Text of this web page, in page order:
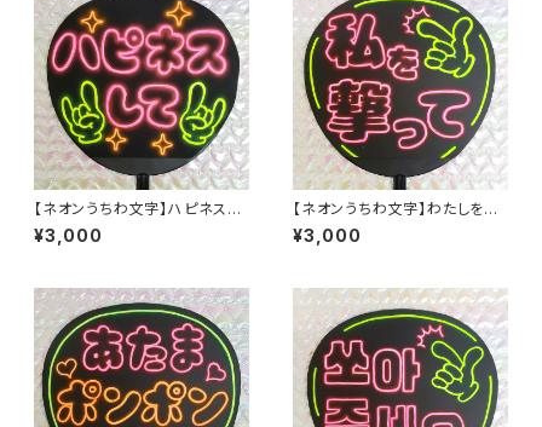
【ネオンうちわ文字】ハピネスし
て【ファンサ】
¥3,000
【ネオンうちわ文字】わたしを撃
って【ファンサ】
¥3,000